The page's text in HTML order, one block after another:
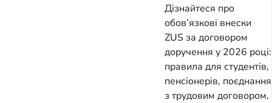
Дізнайтеся про
обов’язкові внески
ZUS за договором
доручення у 2026 році:
правила для студентів,
пенсіонерів, поєднання
з трудовим договором,